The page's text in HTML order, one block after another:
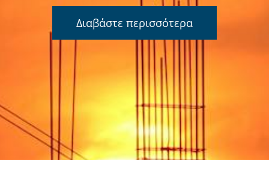
Διαβάστε περισσότερα